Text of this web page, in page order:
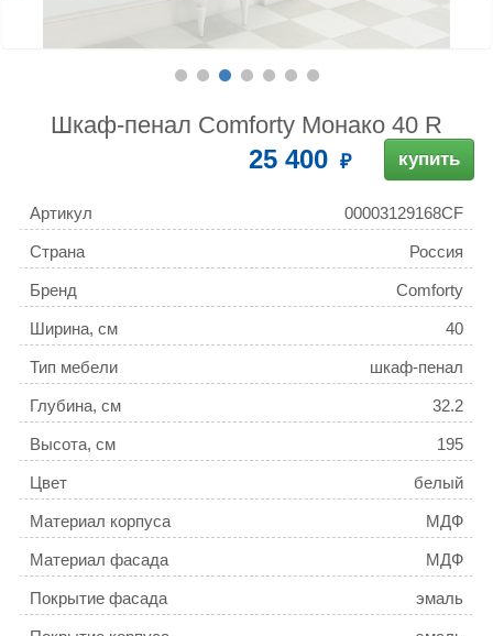
Шкаф-пенал Comforty Монако 40 R
25 400 купить
Артикул 00003129168CF
Страна Россия
Бренд Comforty
Ширина, см 40
Тип мебели шкаф-пенал
Глубина, см 32.2
Высота, см 195
Цвет белый
Материал корпуса МДФ
Материал фасада МДФ
Покрытие фасада эмаль